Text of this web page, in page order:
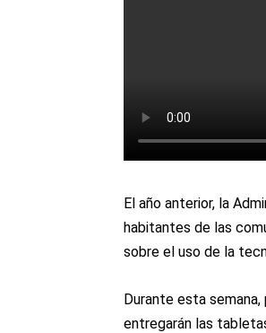
El año anterior, la
habitantes de las
sobre el uso de la
Durante esta
entregarán las